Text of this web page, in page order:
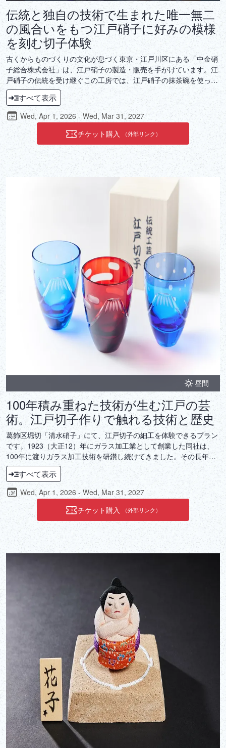
伝統と独自の技術で生まれた唯一無二
の風合いをもつ江戸硝子に好みの模様
を刻む切子体験
古くからものづくりの文化が息づく東京・江戸川区にある「中金硝
子総合株式会社」は、江戸硝子の製造・販売を手がけています。江
戸硝子の伝統を受け継ぐこの工房では、江戸硝子の抹茶碗を使って
切子体験ができます。職人があらかじめ切子を施した抹茶碗に、自
分で好みの模様を描いて削り、オリジナルの逸品を製作。完成した
抹茶碗を使って、工房内の畳スペースで茶道体験もできます。江戸
硝子の色合いや輝きの美しさと、職人技にふれてみましょう。
すべて表示
Wed, Apr 1, 2026 - Wed, Mar 31, 2027
チケット購入
（外部リンク）
昼間
100年積み重ねた技術が生む江戸の芸
術。江戸切子作りで触れる技術と歴史
葛飾区堀切「清水硝子」にて、江戸切子の細工を体験できるプラン
です。1923（大正12）年にガラス加工業として創業した同社は、
100年に渡りガラス加工技術を研鑽し続けてきました。その長年の
経験を生かした江戸切子は、繊細な文様が施されたまさに使える芸
術品。毎日の食卓を彩る江戸切子作りを通じ、ぜひ輝きの中に垣間
見える歴史を体験して下さい。
すべて表示
Wed, Apr 1, 2026 - Wed, Mar 31, 2027
チケット購入
（外部リンク）